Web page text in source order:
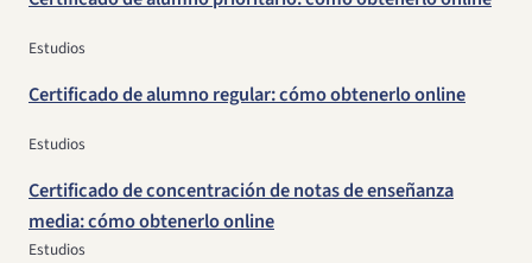
Estudios
Certificado de alumno regular: cómo obtenerlo online
Estudios
Certificado de concentración de notas de enseñanza
media: cómo obtenerlo online
Estudios